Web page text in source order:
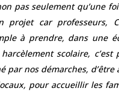
pas seulement qu’une
car professeurs,
à prendre, dans une
scolaire,
nos démarches, d’être
pour accueillir les